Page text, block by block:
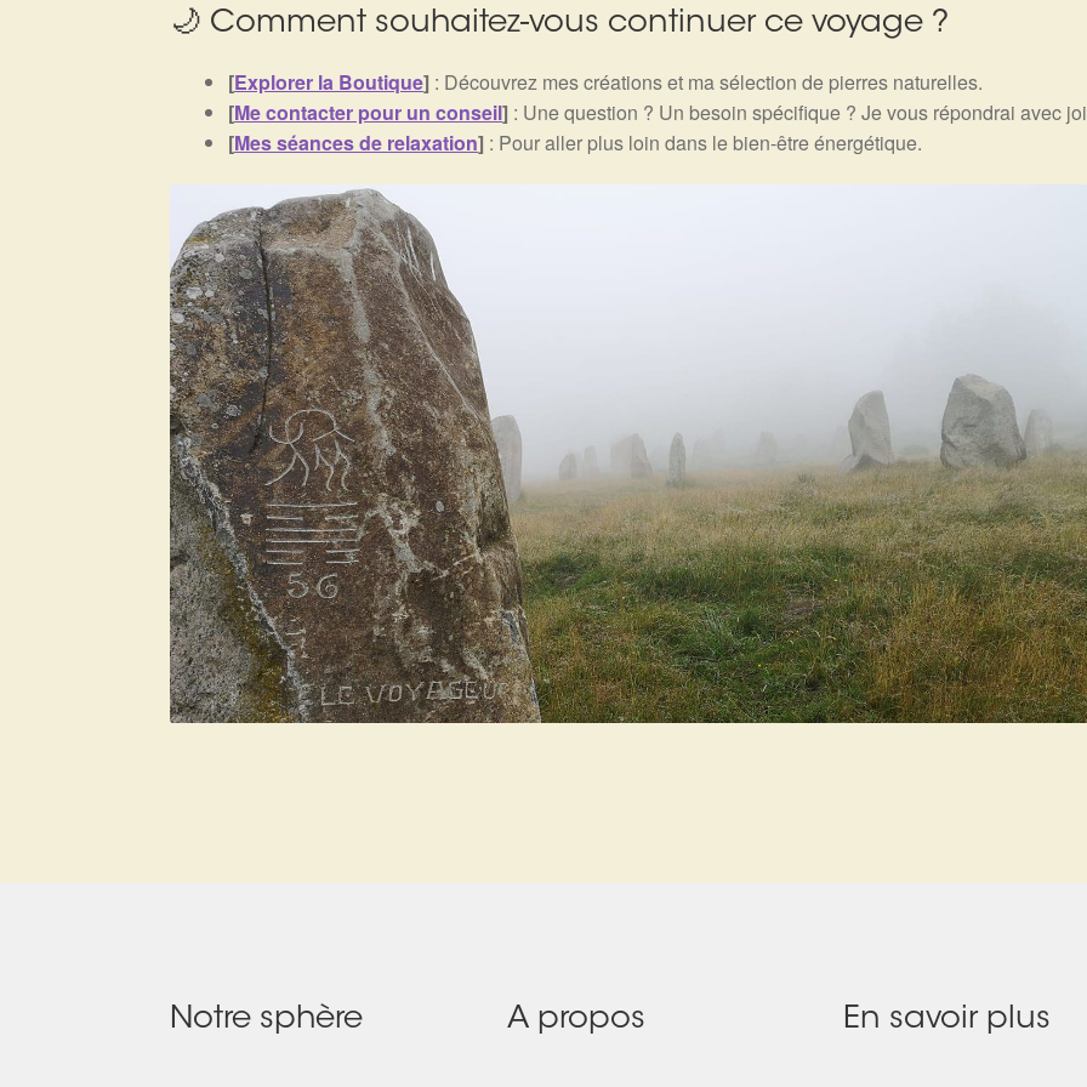
🌙 Comment souhaitez-vous continuer ce voyage ?
[Explorer la Boutique] : Découvrez mes créations et ma sélection de pierres naturelles.
[Me contacter pour un conseil] : Une question ? Un besoin spécifique ? Je vous répondrai avec
[Mes séances de relaxation] : Pour aller plus loin dans le bien-être énergétique.
Notre sphère A propos En savoir plus